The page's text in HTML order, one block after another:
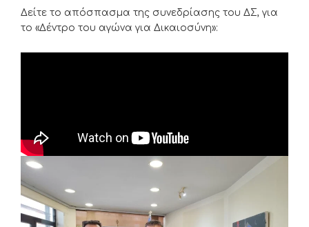
Δείτε το απόσπασμα της συνεδρίασης του ΔΣ, για
το «Δέντρο του αγώνα για Δικαιοσύνη»: